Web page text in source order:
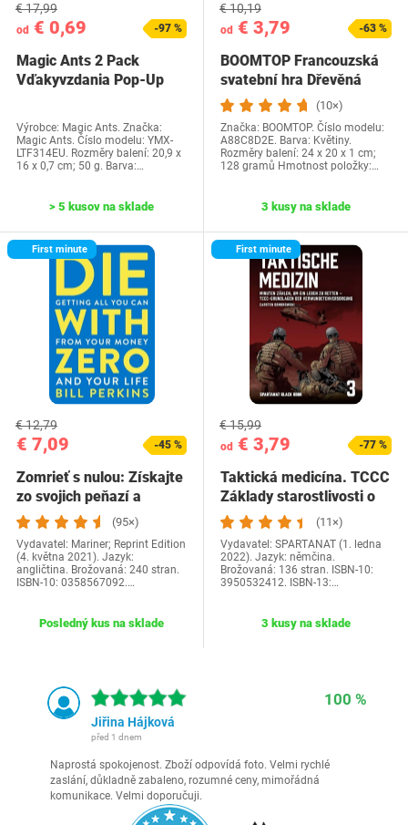
od € 0,69
€ 17,99
-97 %
Magic Ants 2 Pack
Vďakyvzdania Pop-Up
Výrobce: Magic Ants. Značka:
Magic Ants. Číslo modelu: YMX-
LTF314EU. Rozměry balení: 20,9 x
16 x 0,7 cm; 50 g. Barva:…
> 5 kusov na sklade
od € 3,79
€ 10,19
-63 %
BOOMTOP Francouzská
svatební hra Dřevěná
cedulka a kvízové…
(10×)
Značka: BOOMTOP. Číslo modelu:
A88C8D2E. Barva: Květiny.
Rozměry balení: 24 x 20 x 1 cm;
128 gramů Hmotnost položky:…
3 kusy na sklade
First minute
€ 7,09
€ 12,79
-45 %
Zomrieť s nulou: Získajte
zo svojich peňazí a
života…
(95×)
Vydavatel: Mariner; Reprint Edition
(4. května 2021). Jazyk:
angličtina. Brožovaná: 240 stran.
ISBN-10: 0358567092.…
Posledný kus na sklade
First minute
od € 3,79
€ 15,99
-77 %
Taktická medicína. TCCC
Základy starostlivosti o
zranených…
(11×)
Vydavatel: SPARTANAT (1. ledna
2022). Jazyk: němčina.
Brožovaná: 136 stran. ISBN-10:
3950532412. ISBN-13:…
3 kusy na sklade
100 %
Jiřina Hájková
před 1 dnem
Naprostá spokojenost. Zboží odpovídá foto. Velmi rychlé
zaslání, důkladně zabaleno, rozumné ceny, mimořádná
komunikace. Velmi doporučuji.